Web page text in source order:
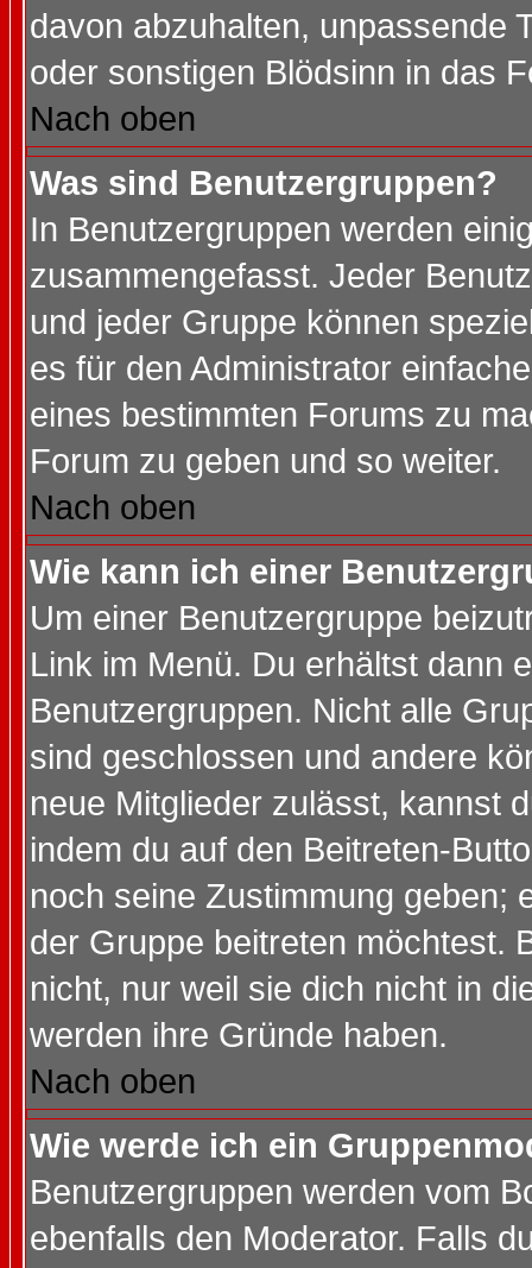
davon abzuhalten, unpassende
oder sonstigen Blödsinn in das
Nach oben
Was sind Benutzergruppen?
In Benutzergruppen werden
zusammengefasst. Jeder
und jeder Gruppe können
es für den Administrator
eines bestimmten Forums zu
Forum zu geben und so weiter.
Nach oben
Wie kann ich einer
Um einer Benutzergruppe
Link im Menü. Du erhältst dann
Benutzergruppen. Nicht alle
sind geschlossen und andere
neue Mitglieder zulässt, kannst
indem du auf den Beitreten-
noch seine Zustimmung geben;
der Gruppe beitreten möchtest.
nicht, nur weil sie dich nicht in
werden ihre Gründe haben.
Nach oben
Wie werde ich ein
Benutzergruppen werden vom
ebenfalls den Moderator. Falls